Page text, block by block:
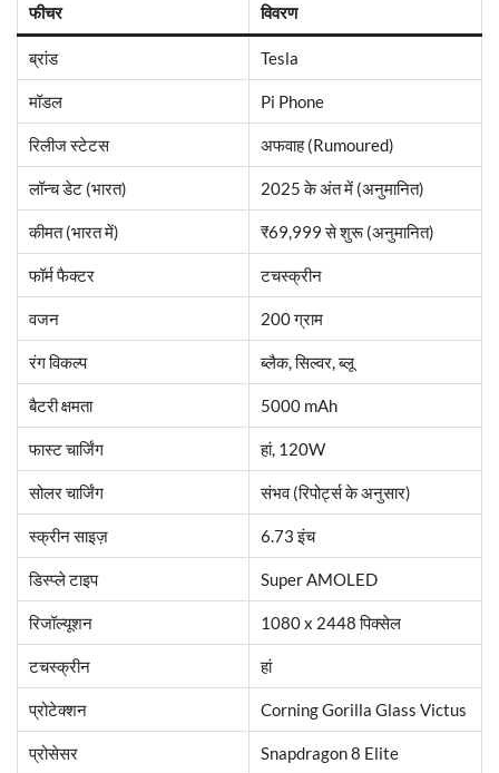
फीचर विवरण
ब्रांड Tesla
मॉडल Pi Phone
रिलीज स्टेटस अफवाह (Rumoured)
लॉन्च डेट (भारत) 2025 के अंत में (अनुमानित)
कीमत (भारत में) ₹69,999 से शुरू (अनुमानित)
फॉर्म फैक्टर टचस्क्रीन
वजन 200 ग्राम
रंग विकल्प ब्लैक, सिल्वर, ब्लू
बैटरी क्षमता 5000 mAh
फास्ट चार्जिंग हां, 120W
सोलर चार्जिंग संभव (रिपोर्ट्स के अनुसार)
स्क्रीन साइज़ 6.73 इंच
डिस्प्ले टाइप Super AMOLED
रिजॉल्यूशन 1080 x 2448 पिक्सेल
टचस्क्रीन हां
प्रोटेक्शन Corning Gorilla Glass Victus
प्रोसेसर Snapdragon 8 Elite